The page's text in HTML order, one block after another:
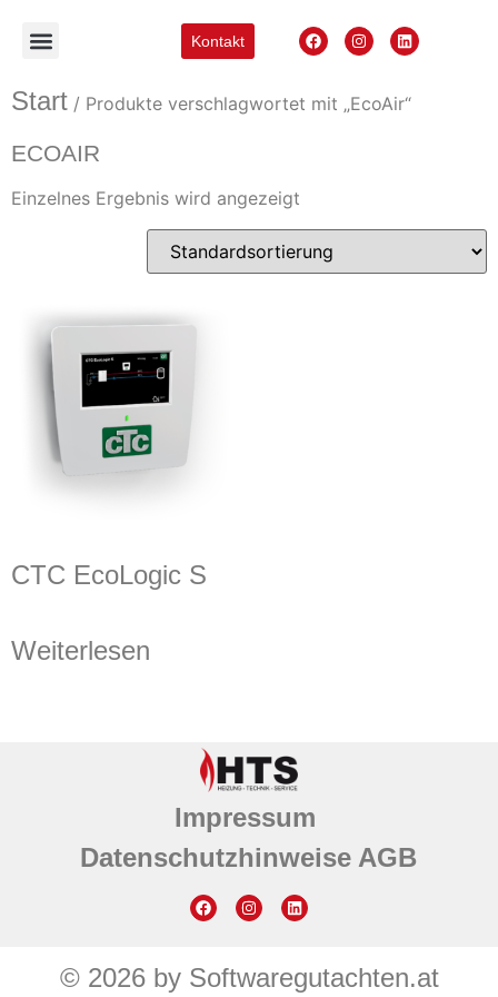
Kontakt
Start / Produkte verschlagwortet mit „EcoAir“
ECOAIR
Einzelnes Ergebnis wird angezeigt
CTC EcoLogic S
Weiterlesen
Impressum
Datenschutzhinweise AGB
© 2026 by Softwaregutachten.at